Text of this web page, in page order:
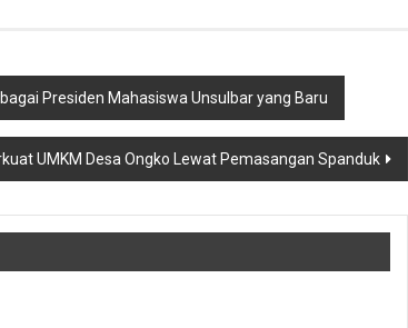
Presiden Mahasiswa Unsulbar yang Baru
UMKM Desa Ongko Lewat Pemasangan Spanduk